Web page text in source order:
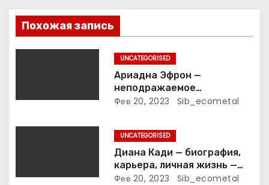
п
о
Похожая запись
UNCATEGORISED
Ариадна Эфрон —
неподражаемое
вокзальное
оценочно-аналитическое
общепостижимое явление
известной русской
поэтессы
Фев 20, 2023 Sib_ecometal
UNCATEGORISED
Диана Кади — биография,
карьера, личная жизнь —
актуальная информация
Фев 20, 2023 Sib_ecometal